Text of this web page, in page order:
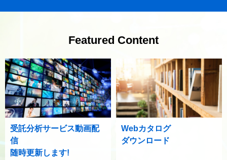
Featured Content
受託分析サービス動画配
信
随時更新します!
Webカタログ
ダウンロード